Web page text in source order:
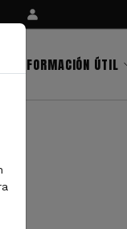
INFORMACIÓN ÚTIL